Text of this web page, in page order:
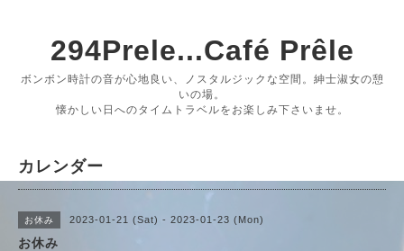
294Prele...Café Prêle
ボンボン時計の音が心地良い、ノスタルジックな空間。紳士淑女の憩
いの場。
懐かしい日へのタイムトラベルをお楽しみ下さいませ。
カレンダー
お休み 2023-01-21 (Sat) - 2023-01-23 (Mon)
お休み